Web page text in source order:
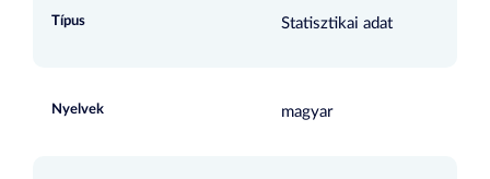
Típus Statisztikai adat
Nyelvek magyar